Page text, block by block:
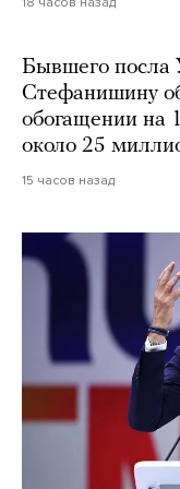
Бывшего
Стефанишину
обогащении на
около 25
15 часов назад